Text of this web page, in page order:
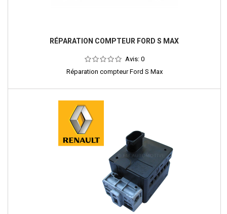
RÉPARATION COMPTEUR FORD S MAX
Avis: 0
Réparation compteur Ford S Max